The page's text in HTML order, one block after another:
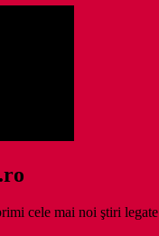
cele mai noi ştiri